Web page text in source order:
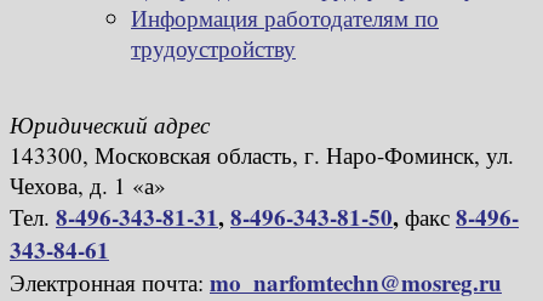
Информация работодателям по
трудоустройству
Юридический адрес
143300, Московская область, г. Наро-Фоминск, ул.
Чехова, д. 1 «а»
Тел. 8-496-343-81-31,8-496-343-81-50, факс 8-496-
343-84-61
Электронная почта: mo_narfomtechn@mosreg.ru